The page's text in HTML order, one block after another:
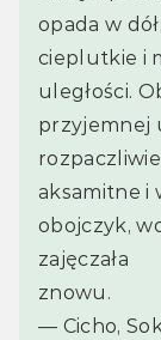
opada w
cieplutkie i
uległości.
przyjemnej
aksamitne i
obojczyk,
zajęczała
znowu.
— Cicho,